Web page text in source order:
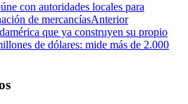
con autoridades locales para
de mercancíasAnterior
que ya construyen su propio
de dólares: mide más de 2.000